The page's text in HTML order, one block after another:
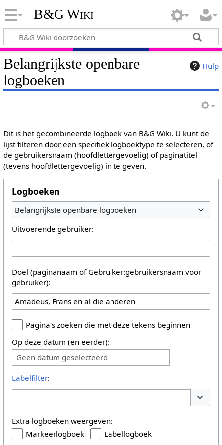
B&G Wiki
Hulp
Belangrijkste openbare
logboeken
Dit is het gecombineerde logboek van B&G Wiki. U kunt de
lijst filteren door een specifiek logboektype te selecteren, of
de gebruikersnaam (hoofdlettergevoelig) of paginatitel
(tevens hoofdlettergevoelig) in te geven.
Logboeken
Belangrijkste openbare logboeken
Uitvoerende gebruiker:
Doel (paginanaam of Gebruiker:gebruikersnaam voor
gebruiker):
Pagina's zoeken die met deze tekens beginnen
Op deze datum (en eerder):
Geen datum geselecteerd
Labelfilter:
Extra logboeken weergeven:
Markeerlogboek
Labellogboek